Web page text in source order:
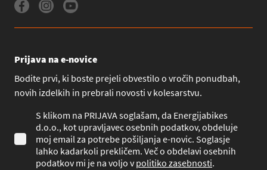
Prijava na e-novice
Bodite prvi, ki boste prejeli obvestilo o vročih ponudbah,
novih izdelkih in prebrali novosti v kolesarstvu.
S klikom na PRIJAVA soglašam, da Energijabikes
d.o.o., kot upravljavec osebnih podatkov, obdeluje
moj email za potrebe pošiljanja e-novic. Soglasje
lahko kadarkoli prekličem. Več o obdelavi osebnih
podatkov mi je na voljo vpolitiko zasebnosti.